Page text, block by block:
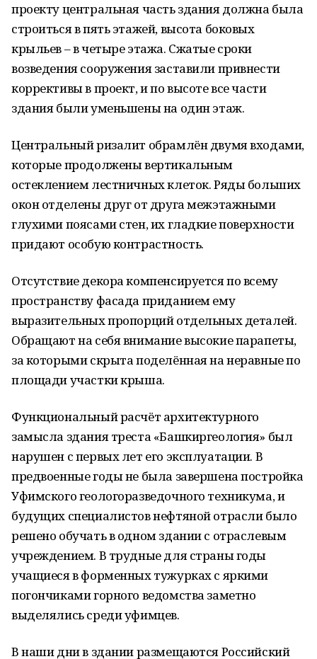
проекту центральная часть здания должна была
строиться в пять этажей, высота боковых
крыльев – в четыре этажа. Сжатые сроки
возведения сооружения заставили привнести
коррективы в проект, и по высоте все части
здания были уменьшены на один этаж.
Центральный ризалит обрамлён двумя входами,
которые продолжены вертикальным
остеклением лестничных клеток. Ряды больших
окон отделены друг от друга межэтажными
глухими поясами стен, их гладкие поверхности
придают особую контрастность.
Отсутствие декора компенсируется по всему
пространству фасада приданием ему
выразительных пропорций отдельных деталей.
Обращают на себя внимание высокие парапеты,
за которыми скрыта поделённая на неравные по
площади участки крыша.
Функциональный расчёт архитектурного
замысла здания треста «Башкиргеология» был
нарушен с первых лет его эксплуатации. В
предвоенные годы не была завершена постройка
Уфимского геологоразведочного техникума, и
будущих специалистов нефтяной отрасли было
решено обучать в одном здании с отраслевым
учреждением. В трудные для страны годы
учащиеся в форменных тужурках с яркими
погончиками горного ведомства заметно
выделялись среди уфимцев.
В наши дни в здании размещаются Российский